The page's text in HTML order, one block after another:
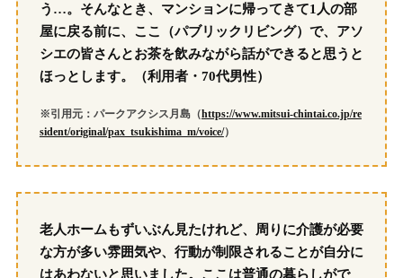
う…。そんなとき、マンションに帰ってきて1人の部
屋に戻る前に、ここ（パブリックリビング）で、アソ
シエの皆さんとお茶を飲みながら話ができると思うと
ほっとします。（利用者・70代男性）
※引用元：パークアクシス月島（https://www.mitsui-chintai.co.jp/re
sident/original/pax_tsukishima_m/voice/）
老人ホームもずいぶん見たけれど、周りに介護が必要
な方が多い雰囲気や、行動が制限されることが自分に
はあわないと思いました。ここは普通の暮らしがで